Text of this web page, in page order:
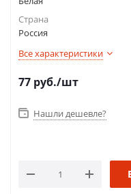
Страна
Россия
Все характеристики
77 руб./шт
Нашли дешевле?